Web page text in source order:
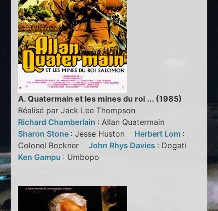
A. Quatermain et les mines du roi ... (1985)
Réalisé par Jack Lee Thompson
Richard Chamberlain : Allan Quatermain
Sharon Stone : Jesse Huston Herbert Lom :
Colonel BocknerJohn Rhys Davies : Dogati
Ken Gampu : Umbopo